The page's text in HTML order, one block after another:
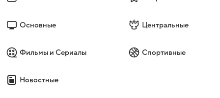
Основные Центральные
Фильмы и Сериалы Спортивные
Новостные